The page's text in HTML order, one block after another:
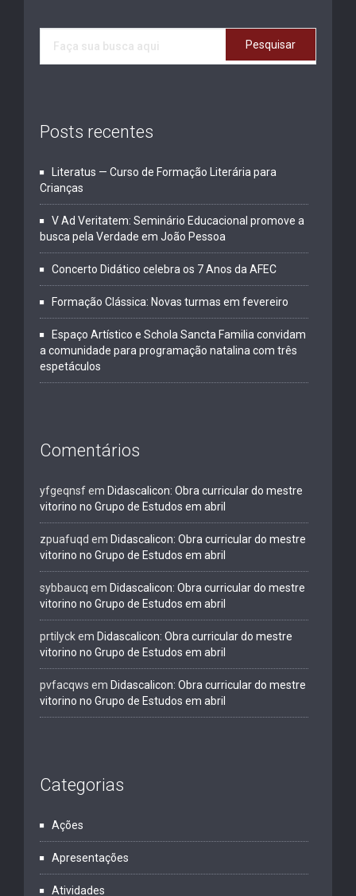
Posts recentes
Literatus — Curso de Formação Literária para
Crianças
V Ad Veritatem: Seminário Educacional promove a
busca pela Verdade em João Pessoa
Concerto Didático celebra os 7 Anos da AFEC
Formação Clássica: Novas turmas em fevereiro
Espaço Artístico e Schola Sancta Familia convidam
a comunidade para programação natalina com três
espetáculos
Comentários
yfgeqnsfem Didascalicon: Obra curricular do mestre
vitorino no Grupo de Estudos em abril
zpuafuqd em Didascalicon: Obra curricular do mestre
vitorino no Grupo de Estudos em abril
sybbaucq em Didascalicon: Obra curricular do mestre
vitorino no Grupo de Estudos em abril
prtilyckem Didascalicon: Obra curricular do mestre
vitorino no Grupo de Estudos em abril
pvfacqws em Didascalicon: Obra curricular do mestre
vitorino no Grupo de Estudos em abril
Categorias
Ações
Apresentações
Atividades